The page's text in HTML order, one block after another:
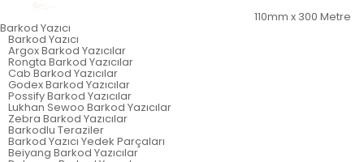
110mm x 300 Metre
Barkod Yazıcı
Barkod Yazıcı
Argox Barkod Yazıcılar
Rongta Barkod Yazıcılar
Cab Barkod Yazıcılar
Godex Barkod Yazıcılar
Possify Barkod Yazıcılar
Lukhan Sewoo Barkod Yazıcılar
Zebra Barkod Yazıcılar
Barkodlu Teraziler
Barkod Yazıcı Yedek Parçaları
Beiyang Barkod Yazıcılar